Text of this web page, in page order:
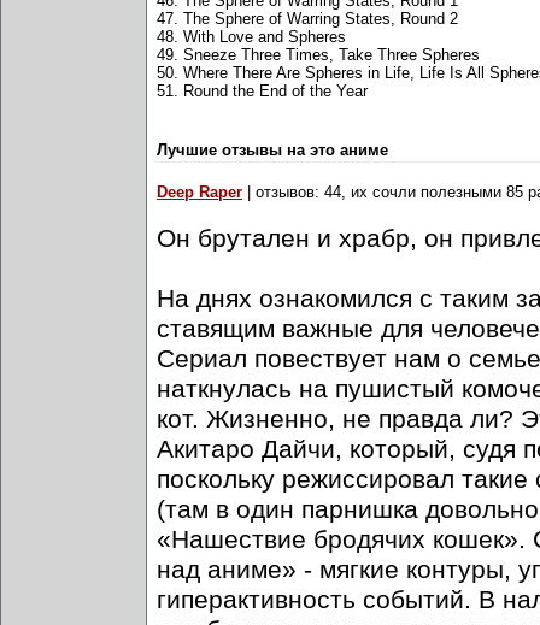
47. The Sphere of Warring States, Round 2
48. With Love and Spheres
49. Sneeze Three Times, Take Three Spheres
50. Where There Are Spheres in Life, Life Is All
51. Round the End of the Year
Лучшие отзывы на это аниме
Deep Raper | отзывов: 44, их сочли полезными 85
Он брутален и храбр, он
На днях ознакомился с таким
ставящим важные для
Сериал повествует нам о
наткнулась на пушистый
кот. Жизненно, не правда ли?
Акитаро Дайчи, который, судя
поскольку режиссировал
(там в один парнишка
«Нашествие бродячих кошек».
над аниме» - мягкие контуры,
гиперактивность событий. В